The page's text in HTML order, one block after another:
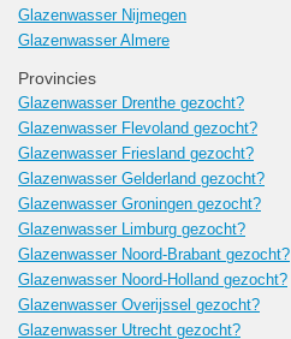
Glazenwasser Nijmegen
Glazenwasser Almere
Provincies
Glazenwasser Drenthe gezocht?
Glazenwasser Flevoland gezocht?
Glazenwasser Friesland gezocht?
Glazenwasser Gelderland gezocht?
Glazenwasser Groningen gezocht?
Glazenwasser Limburg gezocht?
Glazenwasser Noord-Brabant gezocht?
Glazenwasser Noord-Holland gezocht?
Glazenwasser Overijssel gezocht?
Glazenwasser Utrecht gezocht?